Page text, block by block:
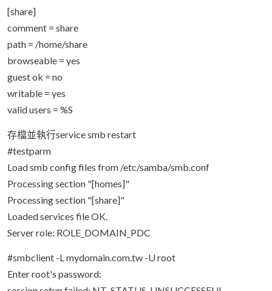
[share]
comment = share
path = /home/share
browseable = yes
guest ok = no
writable = yes
valid users = %S
存檔並執行service smb restart
#testparm
Load smb config files from /etc/samba/smb.conf
Processing section "[homes]"
Processing section "[share]"
Loaded services file OK.
Server role: ROLE_DOMAIN_PDC
#smbclient -L mydomain.com.tw -U root
Enter root's password: